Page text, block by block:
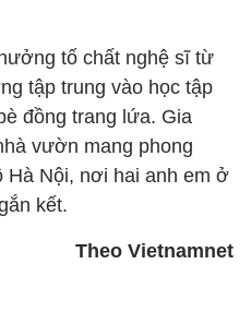
tố chất nghệ sĩ từ
tập trung vào học tập
đồng trang lứa. Gia
vườn mang phong
Hà Nội, nơi hai anh em ở
kết.
Theo Vietnamnet